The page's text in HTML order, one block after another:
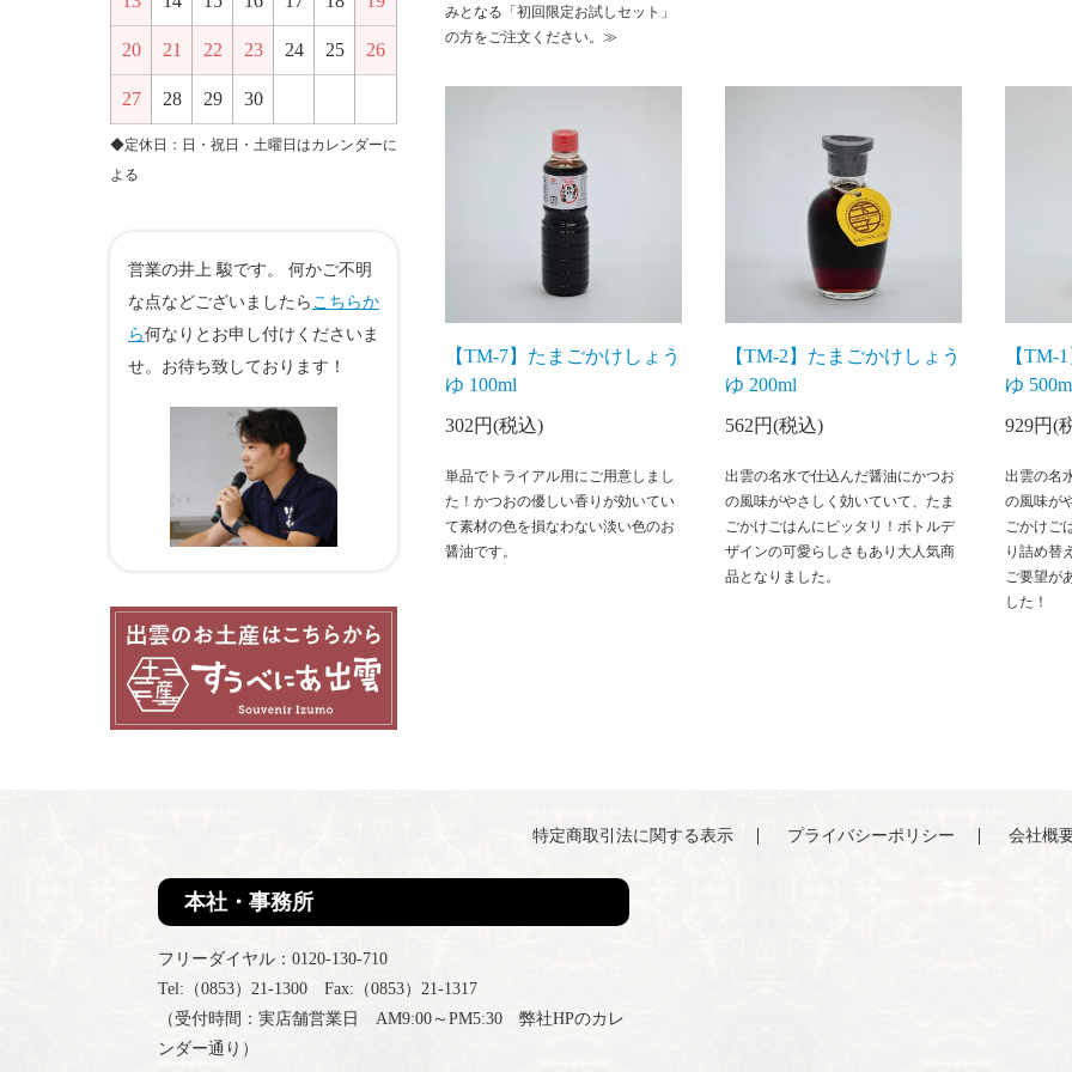
みとなる「初回限定お試しセット」
の方をご注文ください。≫
【TM-7】たまごかけしょう
ゆ 100ml
302円(税込)
単品でトライアル用にご用意しまし
た！かつおの優しい香りが効いてい
て素材の色を損なわない淡い色のお
醤油です。
【TM-2】たまごかけしょう
ゆ 200ml
562円(税込)
出雲の名水で仕込んだ醤油にかつお
の風味がやさしく効いていて、たま
ごかけごはんにピッタリ！ボトルデ
ザインの可愛らしさもあり大人気商
品となりました。
【TM-
ゆ
929円(
出雲の名
の風味が
ごかけご
り詰め替
ご要望が
した！
20 21 22 23 24 25 26
27 28 29 30
◆定休日：日・祝日・土曜日はカレンダーに
よる
営業の井上 駿です。 何かご不明
な点などございましたら こちらか
ら何なりとお申し付けくださいま
せ。お待ち致しております！
特定商取引法に関する表示 プライバシーポリシー 会社概
本社・事務所
フリーダイヤル：0120-130-710
Tel:（0853）21-1300 Fax:（0853）21-1317
（受付時間：実店舗営業日 AM9:00～PM5:30 弊社HPのカレ
ンダー通り）